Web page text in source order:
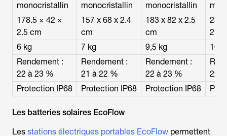
monocristallin
monocristallin
monocristallin
178.5 × 42 ×
2.5 cm
157 x 68 x 2.4
cm
183 x 82 x 2.5
cm
2.5
6 kg
7 kg 9,5 kg
16
Rendement :
22 à 23 %
Rendement :
21 à 22 %
Rendement :
22 à 23 %
Protection IP68 Protection IP68 Protection IP68
Les batteries solaires EcoFlow
Les stations électriques portables EcoFlow permettent